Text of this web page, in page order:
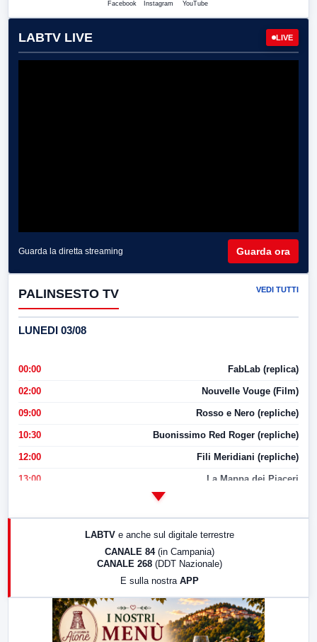
Facebook Instagram YouTube
LABTV LIVE LIVE
Guarda la diretta streaming Guarda ora
PALINSESTO TV VEDI TUTTI
LUNEDI 03/08
00:00 FabLab (replica)
02:00 Nouvelle Vouge (Film)
09:00 Rosso e Nero (repliche)
10:30 Buonissimo Red Roger (repliche)
12:00 Fili Meridiani (repliche)
13:00 La Mappa dei Piaceri
LabNews (replica)
LABTV e anche sul digitale terrestre
CANALE 84 (in Campania)
CANALE 268 (DDT Nazionale)
E sulla nostra APP